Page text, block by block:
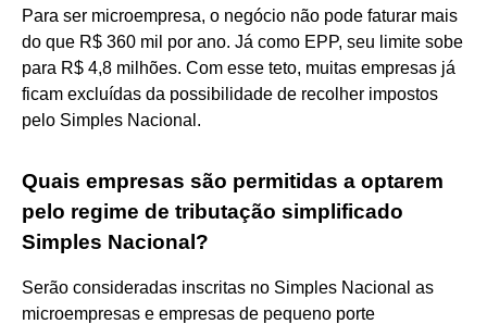
Para ser microempresa, o negócio não pode faturar mais
do que R$ 360 mil por ano. Já como EPP, seu limite sobe
para R$ 4,8 milhões. Com esse teto, muitas empresas já
ficam excluídas da possibilidade de recolher impostos
pelo Simples Nacional.
Quais empresas são permitidas a optarem
pelo regime de tributação simplificado
Simples Nacional?
Serão consideradas inscritas no Simples Nacional as
microempresas e empresas de pequeno porte